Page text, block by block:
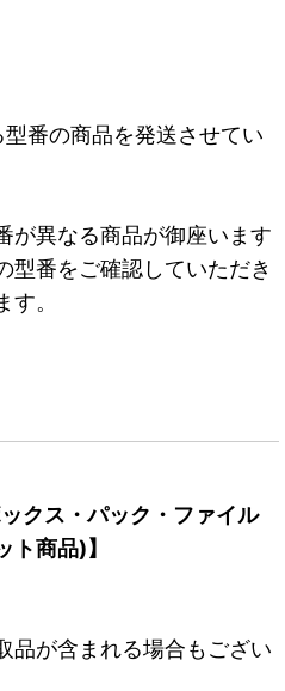
番の商品を発送させてい
が異なる商品が御座います
型番をご確認していただき
。
クス・パック・ファイル
ト商品)】
品が含まれる場合もござい